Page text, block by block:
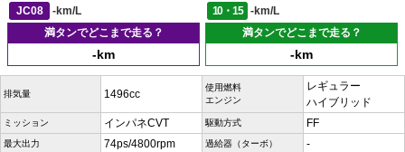
JC08
-km/L 10・15
-km/L
満タンでどこまで走る？
-km
満タンでどこまで走る？
-km
排気量 1496cc
使用燃料
エンジン
レギュラー
ハイブリッド
ミッション インパネCVT 駆動方式 FF
最大出力 74ps/4800rpm 過給器（ターボ） -